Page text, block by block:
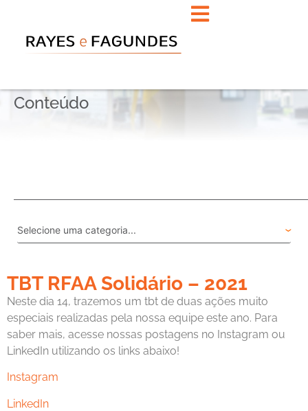
Conteúdo
TBT RFAA Solidário – 2021
Neste dia 14, trazemos um tbt de duas ações muito
especiais realizadas pela nossa equipe este ano. Para
saber mais, acesse nossas postagens no Instagram ou
LinkedIn utilizando os links abaixo!
Instagram
LinkedIn